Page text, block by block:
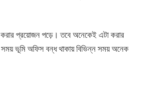
প্রয়োজন পড়ে। তবে অনেকেই এটা করার
ভূমি অফিস বন্ধ থাকায় বিভিন্ন সময় অনেক